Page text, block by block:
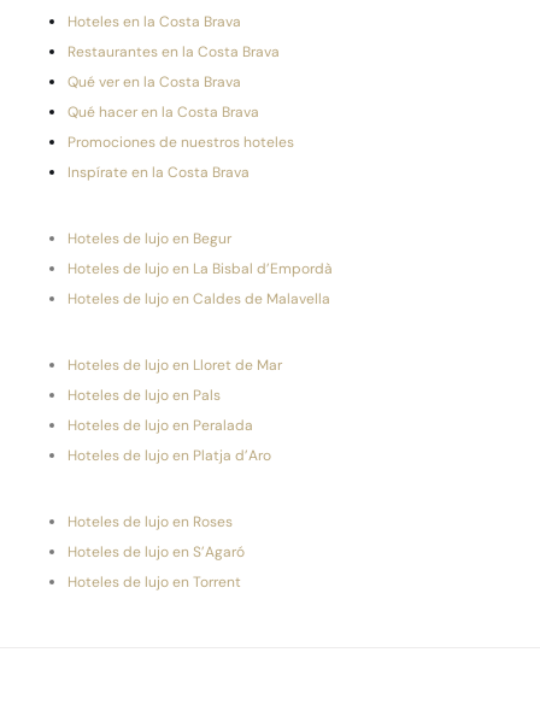
Hoteles en la Costa Brava
Restaurantes en la Costa Brava
Qué ver en la Costa Brava
Qué hacer en la Costa Brava
Promociones de nuestros hoteles
Inspírate en la Costa Brava
Hoteles de lujo en Begur
Hoteles de lujo en La Bisbal d’Empordà
Hoteles de lujo en Caldes de Malavella
Hoteles de lujo en Lloret de Mar
Hoteles de lujo en Pals
Hoteles de lujo en Peralada
Hoteles de lujo en Platja d’Aro
Hoteles de lujo en Roses
Hoteles de lujo en S’Agaró
Hoteles de lujo en Torrent